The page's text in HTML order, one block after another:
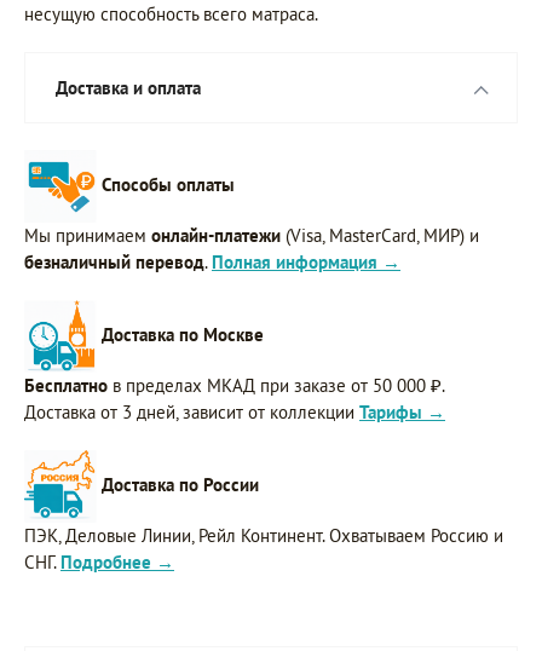
несущую способность всего матраса.
Доставка и оплата
Способы оплаты
Мы принимаем онлайн-платежи (Visa, MasterCard, МИР) и
безналичный перевод. Полная информация →
Доставка по Москве
Бесплатно в пределах МКАД при заказе от 50 000 ₽.
Доставка от 3 дней, зависит от коллекции Тарифы →
Доставка по России
ПЭК, Деловые Линии, Рейл Континент. Охватываем Россию и
СНГ. Подробнее →